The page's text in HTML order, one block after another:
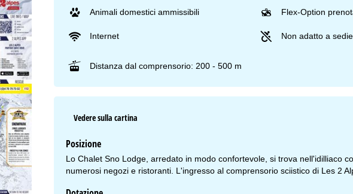
Animali domestici ammissibili Flex-Option
Internet Non adatto a
Distanza dal comprensorio: 200 - 500 m
Vedere sulla cartina
Posizione
Lo Chalet Sno Lodge, arredato in modo confortevole, si trova nell'idilliaco
numerosi negozi e ristoranti. L'ingresso al comprensorio sciistico di Les 2